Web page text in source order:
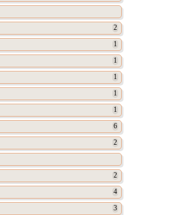
2
1
1
1
1
1
6
2
2
4
3